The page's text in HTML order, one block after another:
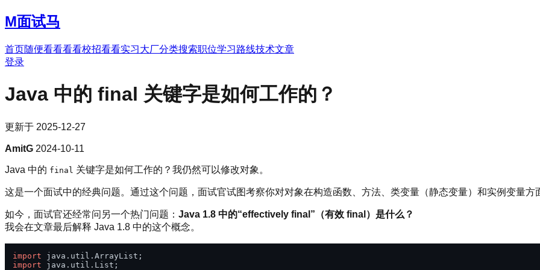
M面试马
首页随便看看看看校招看看实习大厂分类搜索职位学习路线技术文章
登录
Java 中的 final 关键字是如何工作的？
更新于 2025-12-27
AmitG 2024-10-11
Java 中的 final 关键字是如何工作的？我仍然可以修改对象。
这是一个面试中的经典问题。通过这个问题，面试官试图考察你对对象在构造函数、方法、类变量（静态变量）和实例变量方
如今，面试官还经常问另一个热门问题： Java 1.8 中的“effectively final”（有效 final）是什么？
我会在文章最后解释 Java 1.8 中的这个概念。
import
import java.util.List;